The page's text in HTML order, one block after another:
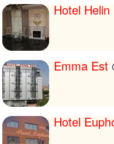
Hotel
Emma Est
Hotel